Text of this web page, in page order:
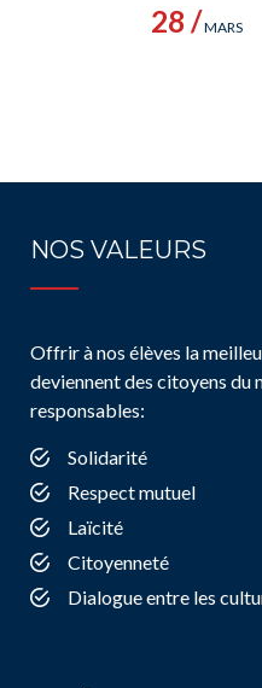
28 /MARS
NOS VALEURS
Offrir à nos élèves la
deviennent des citoyens du
responsables:
Solidarité
Respect mutuel
Laïcité
Citoyenneté
Dialogue entre les